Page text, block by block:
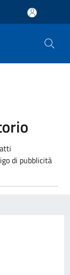
di pubblicità